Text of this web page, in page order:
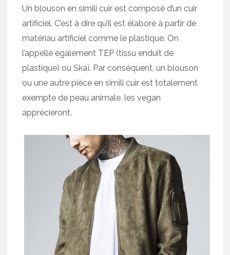
Un blouson en simili cuir est composé d’un cuir
artificiel. C’est à dire qu’il est élaboré à partir de
matériau artificiel comme le plastique. On
l’appelle également TEP (tissu enduit de
plastique) ou Skaï. Par conséquent, un blouson
ou une autre pièce en simili cuir est totalement
exempte de peau animale. les vegan
apprécieront.